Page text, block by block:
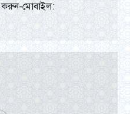
করুন-মোবাইল: